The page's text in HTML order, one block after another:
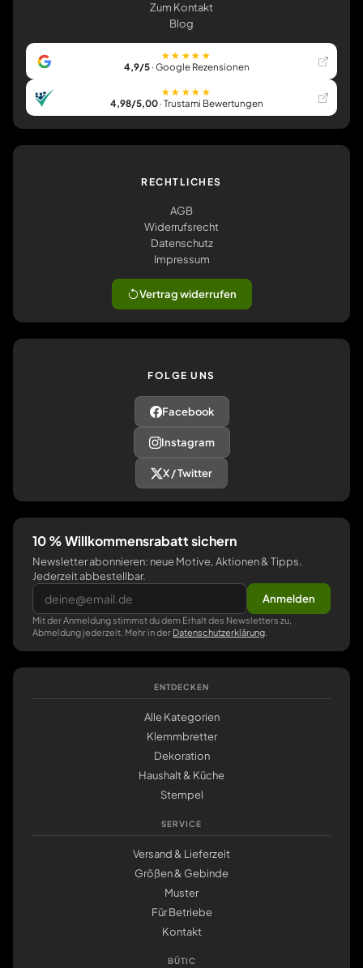
Zum Kontakt
Blog
★★★★★
4,9/5· Google Rezensionen
★★★★★
4,98/5,00· Trustami Bewertungen
RECHTLICHES
AGB
Widerrufsrecht
Datenschutz
Impressum
Vertrag widerrufen
FOLGE UNS
Facebook
Instagram
X / Twitter
10 % Willkommensrabatt sichern
Newsletter abonnieren: neue Motive, Aktionen & Tipps.
Jederzeit abbestellbar.
Anmelden
Mit der Anmeldung stimmst du dem Erhalt des Newsletters zu,
Abmeldung jederzeit. Mehr in der Datenschutzerklärung
ENTDECKEN
Alle Kategorien
Klemmbretter
Dekoration
Haushalt & Küche
Stempel
SERVICE
Versand & Lieferzeit
Größen & Gebinde
Muster
Für Betriebe
Kontakt
BÜTIC